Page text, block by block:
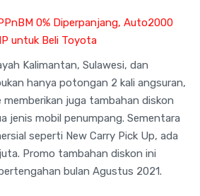
0% Diperpanjang, Auto2000
untuk Beli Toyota
Kalimantan, Sulawesi, dan
hanya potongan 2 kali angsuran,
memberikan juga tambahan diskon
jenis mobil penumpang. Sementara
seperti New Carry Pick Up, ada
Promo tambahan diskon ini
bulan Agustus 2021.